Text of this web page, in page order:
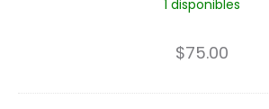
a
l
1 disponibles
$75.00